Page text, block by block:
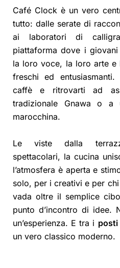
Café Clock è un vero
tutto: dalle serate di
ai laboratori di
piattaforma dove i
la loro voce, la loro arte
freschi ed
caffè e ritrovarti ad
tradizionale Gnawa o a
marocchina.
Le viste dalla
spettacolari, la cucina
l’atmosfera è aperta e
solo, per i creativi e per
vada oltre il semplice
punto d’incontro di idee.
un’esperienza. E tra i posti
un vero classico moderno.